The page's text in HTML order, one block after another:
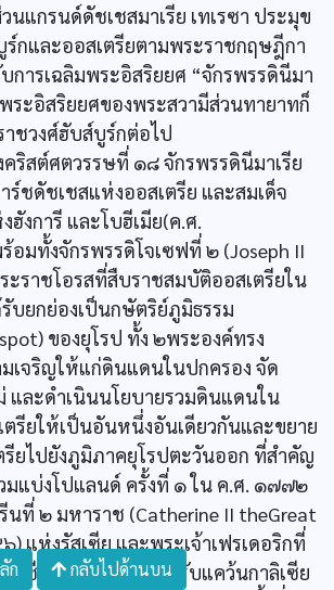
แกรนด์ดัชเชสมาเรีย เทเรซา ประมุข
ร์กและออสเตรียตามพระราชกฤษฎีกา
การเฉลิมพระอิสริยยศ “จักรพรรดินีมา
พระอิสริยยศของพระสวามีส่วนทายาทก็
าชวงศ์ฮับส์บูร์กต่อไป
ริสต์ศตวรรษที่ ๑๘ จักรพรรดินีมาเรีย
ร์ชดัชเชสแห่งออสเตรีย และสมเด็จ
งการี และโบฮีเมีย(ค.ศ.
มทั้งจักรพรรดิโจเซฟที่ ๒ (Joseph II
าชโอรสที่สืบราชสมบัติออสเตรียใน
รับยกย่องเป็นกษัตริย์ภูมิธรรม
ของยุโรป ทั้ง ๒พระองค์ทรง
มเจริญให้แก่ดินแดนในปกครอง จัด
และดำเนินนโยบายรวมดินแดนใน
ตรียให้เป็นอันหนึ่งอันเดียวกันและขยาย
รียไปยังภูมิภาคยุโรปตะวันออก ที่สำคัญ
มแบ่งโปแลนด์ ครั้งที่ ๑ ใน ค.ศ. ๑๗๗๒
นที่ ๒ มหาราช (Catherine II theGreat
แห่งรัสเซีย และพระเจ้าเฟรเดอริกที่
เซีย โดยออสเตรียได้รับแคว้นกาลิเซีย
ก กลับไปด้านบน